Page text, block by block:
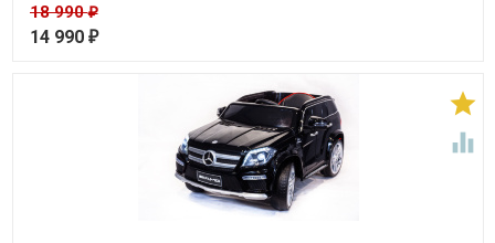
18 990₽
14 990 ₽

